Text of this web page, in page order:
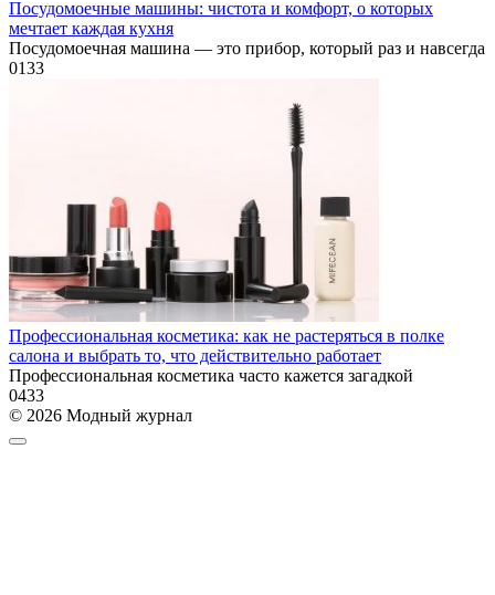
Посудомоечные машины: чистота и комфорт, о которых
мечтает каждая кухня
Посудомоечная машина — это прибор, который раз и навсегда
0133
Профессиональная косметика: как не растеряться в полке
салона и выбрать то, что действительно работает
Профессиональная косметика часто кажется загадкой
0433
© 2026 Модный журнал